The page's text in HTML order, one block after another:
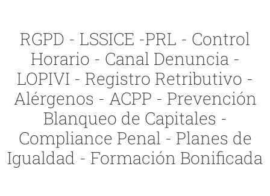
RGPD - LSSICE -PRL - Control
Horario - Canal Denuncia -
LOPIVI - Registro Retributivo -
Alérgenos - ACPP - Prevención
Blanqueo de Capitales -
Compliance Penal - Planes de
Igualdad - Formación Bonificada